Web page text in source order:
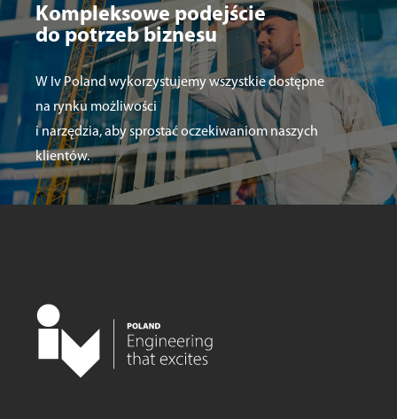
Kompleksowe podejście
do potrzeb biznesu
W Iv Poland wykorzystujemy wszystkie dostępne
na rynku możliwości
i narzędzia, aby sprostać oczekiwaniom naszych
klientów.